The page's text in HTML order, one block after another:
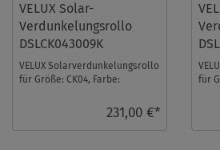
VELUX Solar-
Verdunkelungsrollo
DSLCK043009K
VELUX Solarverdunkelungsrollo
für Größe: CK04, Farbe:
homecontrol kompat ...231,00 €*
für